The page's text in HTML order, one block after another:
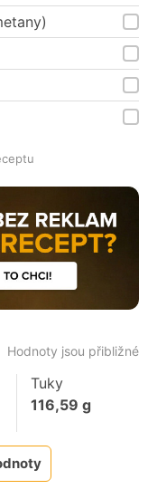
Hodnoty jsou přibližné
Tuky
116,59 g